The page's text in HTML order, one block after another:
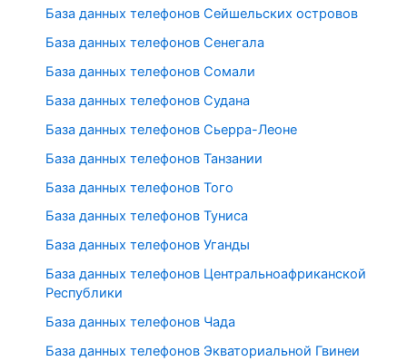
База данных телефонов Сейшельских островов
База данных телефонов Сенегала
База данных телефонов Сомали
База данных телефонов Судана
База данных телефонов Сьерра-Леоне
База данных телефонов Танзании
База данных телефонов Того
База данных телефонов Туниса
База данных телефонов Уганды
База данных телефонов Центральноафриканской
Республики
База данных телефонов Чада
База данных телефонов Экваториальной Гвинеи